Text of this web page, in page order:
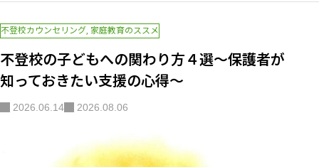
不登校カウンセリング, 家庭教育のススメ
不登校の子どもへの関わり方４選～保護者が
知っておきたい支援の心得～
2026.06.14 2026.08.06